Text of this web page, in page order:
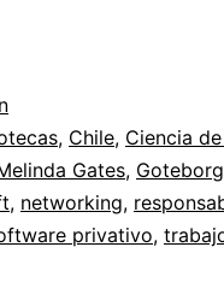
IFLA
2010
//
, Chile, Ciencia
Gates, Goteborg
, networking,
privativo,